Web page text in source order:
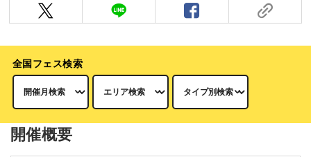
全国フェス検索
開催概要